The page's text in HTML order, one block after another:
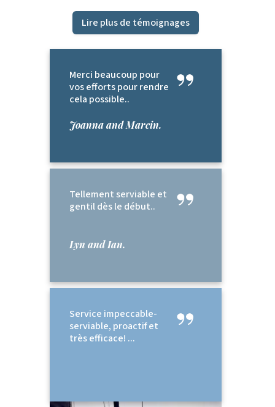
Lire plus de témoignages
Merci beaucoup pour
vos efforts pour rendre
cela possible..
Joanna and Marcin.
Tellement serviable et
gentil dès le début..
Lyn and Ian.
Service impeccable-
serviable, proactif et
très efficace! ...